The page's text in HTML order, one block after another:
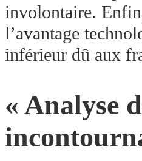
involontaire.
l’avantage
inférieur dû aux
« Analyse